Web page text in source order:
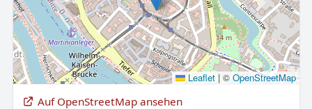
Leaflet |© OpenStreetMap
Auf OpenStreetMap ansehen